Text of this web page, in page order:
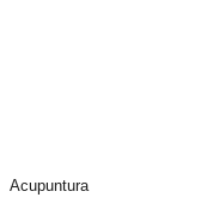
Acupuntura